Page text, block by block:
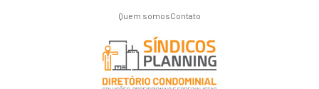
Quem somosContato